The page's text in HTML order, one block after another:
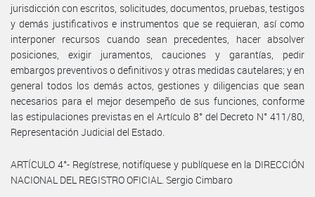
jurisdicción con escritos, solicitudes, documentos, pruebas, testigos
y demás justificativos e instrumentos que se requieran, así como
interponer recursos cuando sean precedentes, hacer absolver
posiciones, exigir juramentos, cauciones y garantías, pedir
embargos preventivos o definitivos y otras medidas cautelares; y en
general todos los demás actos, gestiones y diligencias que sean
necesarios para el mejor desempeño de sus funciones, conforme
las estipulaciones previstas en el Artículo 8° del Decreto N° 411/80,
Representación Judicial del Estado.
ARTÍCULO 4°- Regístrese, notifíquese y publíquese en la DIRECCIÓN
NACIONAL DEL REGISTRO OFICIAL. Sergio Cimbaro